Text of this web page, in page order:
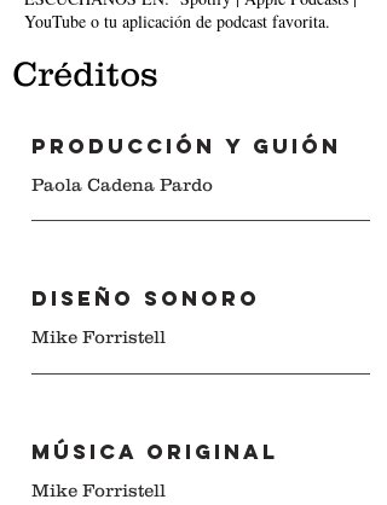
YouTube o tu aplicación de podcast favorita.
Créditos
PRODUCCIÓN y guión
Paola Cadena Pardo
Diseño sonoro
Mike Forristell
Música original
Mike Forristell